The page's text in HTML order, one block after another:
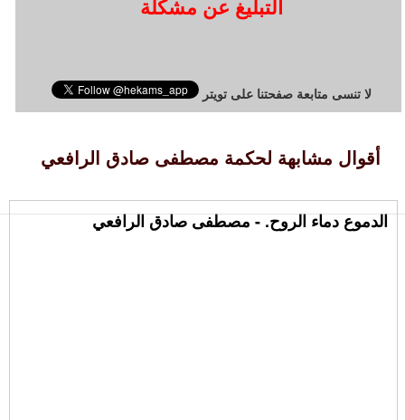
التبليغ عن مشكلة
لا تنسى متابعة صفحتنا على تويتر
أقوال مشابهة لحكمة مصطفى صادق الرافعي
الدموع دماء الروح. - مصطفى صادق الرافعي